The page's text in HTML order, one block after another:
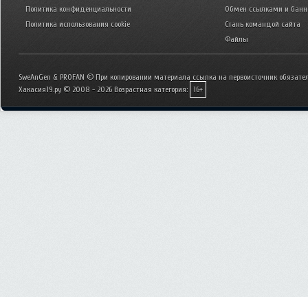
Политика конфиденциальности
Политика использования cookie
Обмен ссылками и
Стань командой сайта
Файлы
SweAnGen & PROFAN © При копировании материала ссылка на первоисточник
Хакасия19.ру © 2008 - 2026 Возрастная категория: 16+